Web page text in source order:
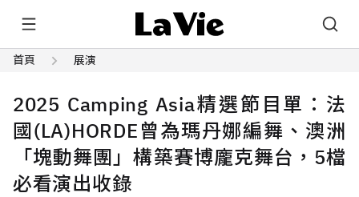
首頁 展演
2025 Camping Asia精選節目單：法
國(LA)HORDE曾為瑪丹娜編舞、澳洲
「塊動舞團」構築賽博龐克舞台，5檔
必看演出收錄